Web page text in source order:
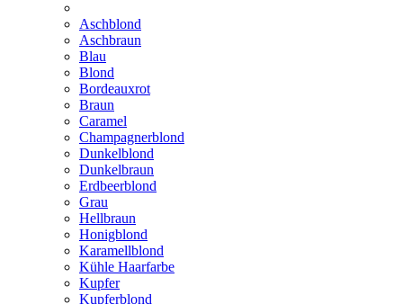
Aschblond
Aschbraun
Blau
Blond
Bordeauxrot
Braun
Caramel
Champagnerblond
Dunkelblond
Dunkelbraun
Erdbeerblond
Grau
Hellbraun
Honigblond
Karamellblond
Kühle Haarfarbe
Kupfer
Kupferblond